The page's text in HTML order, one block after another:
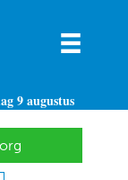
9 augustus